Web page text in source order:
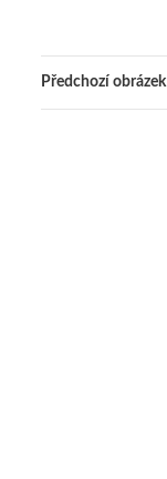
Předchozí obrázek